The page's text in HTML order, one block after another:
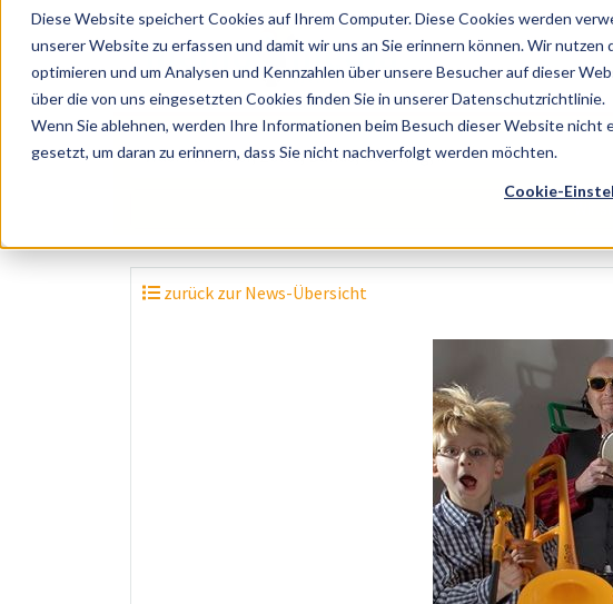
Diese Website speichert Cookies auf Ihrem Computer. Diese Cookies werden
unserer Website zu erfassen und damit wir uns an Sie erinnern können. Wir
optimieren und um Analysen und Kennzahlen über unsere Besucher auf dieser
über die von uns eingesetzten Cookies finden Sie in unserer Datenschutzrichtlinie.
Wenn Sie ablehnen, werden Ihre Informationen beim Besuch dieser Website nicht
gesetzt, um daran zu erinnern, dass Sie nicht nachverfolgt werden möchten.
Cookie-
zurück zur News-Übersicht
Künstler, Zelte, Bands, Catering, ...
Wir